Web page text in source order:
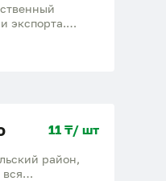
экспорта.
11 ₸/ шт
район,